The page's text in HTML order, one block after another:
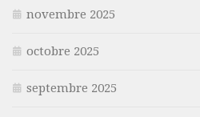
novembre 2025
octobre 2025
septembre 2025